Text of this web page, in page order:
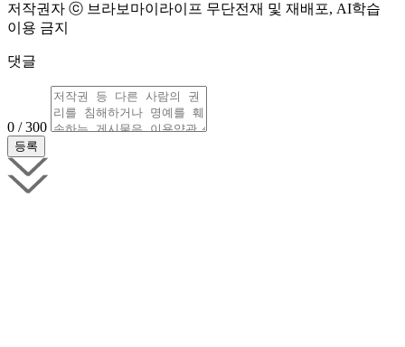
저작권자 ⓒ 브라보마이라이프 무단전재 및 재배포, AI학습
이용 금지
댓글
0 / 300